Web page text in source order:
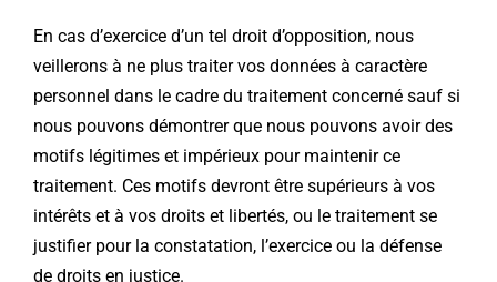
En cas d’exercice d’un tel droit d’opposition, nous
veillerons à ne plus traiter vos données à caractère
personnel dans le cadre du traitement concerné sauf si
nous pouvons démontrer que nous pouvons avoir des
motifs légitimes et impérieux pour maintenir ce
traitement. Ces motifs devront être supérieurs à vos
intérêts et à vos droits et libertés, ou le traitement se
justifier pour la constatation, l’exercice ou la défense
de droits en justice.